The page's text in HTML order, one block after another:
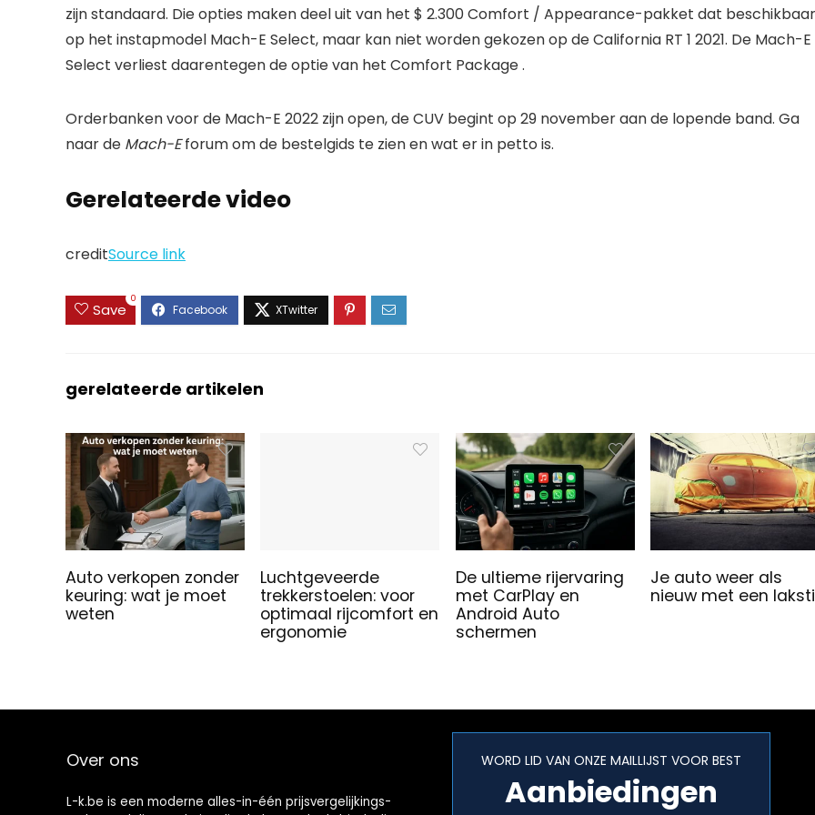
zijn standaard. Die opties maken deel uit van het $ 2.300 Comfort / Appearance-pakket dat
op het instapmodel Mach-E Select, maar kan niet worden gekozen op de California RT 1 2021. De Mach-E
Select verliest daarentegen de optie van het Comfort Package .
Orderbanken voor de Mach-E 2022 zijn open, de CUV begint op 29 november aan de lopende band. Ga
naar de Mach-Eforum om de bestelgids te zien en wat er in petto is.
Gerelateerde video
creditSource link
Save
0
gerelateerde artikelen
Auto verkopen zonder
keuring: wat je moet
weten
Luchtgeveerde
trekkerstoelen: voor
optimaal rijcomfort en
ergonomie
De ultieme rijervaring
met CarPlay en
Android Auto
schermen
Je auto weer als
nieuw met een
Over ons
L-k.be is een moderne alles-in-één prijsvergelijkings-
WORD LID VAN ONZE MAILLIJST VOOR BEST
Aanbiedingen